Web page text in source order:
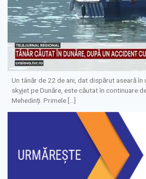
Un tânăr de 22 de ani, dat dispărut aseară în
skyjet pe Dunăre, este căutat în continuare
Mehedinți. Primele […]